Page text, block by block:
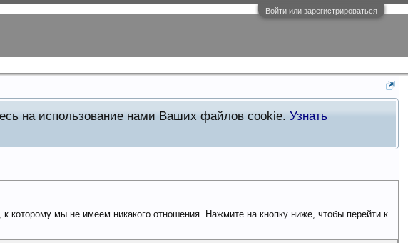
Войти или зарегистрироваться
на использование нами Ваших файлов cookie.Узнать
которому мы не имеем никакого отношения. Нажмите на кнопку ниже, чтобы перейти к